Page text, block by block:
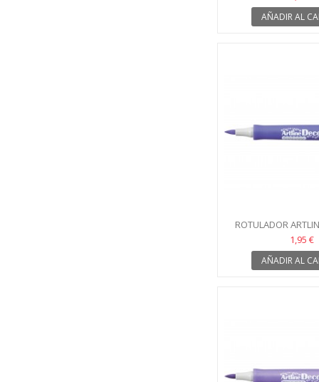
AÑADIR AL
ROTULADOR
VIOLETA1,95 €
AÑADIR AL